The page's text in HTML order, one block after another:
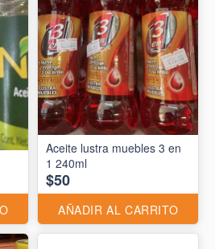
Aceite lustra muebles 3 en
1 240ml
$50
AÑADIR AL CARRITO